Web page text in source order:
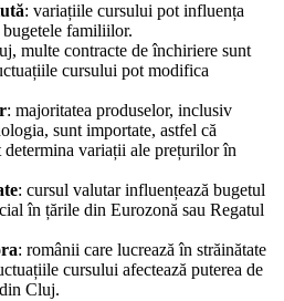
: variațiile cursului pot influența
familiilor.
multe contracte de închiriere sunt
cursului pot modifica
: majoritatea produselor, inclusiv
sunt importate, astfel că
variații ale prețurilor în
: cursul valutar influențează bugetul
în țările din Eurozonă sau Regatul
: românii care lucrează în străinătate
cursului afectează puterea de
Cluj.